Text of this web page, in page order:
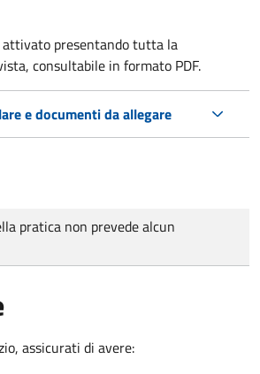
attivato presentando tutta la
consultabile in formato PDF.
e documenti da allegare
pratica non prevede alcun
assicurati di avere: